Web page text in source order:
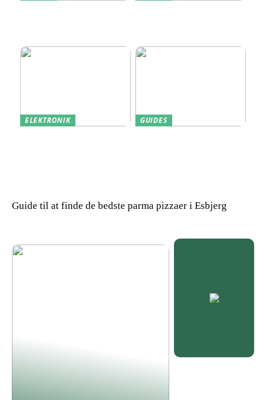
ELEKTRONIK
GUIDES
Guide til at finde de bedste parma pizzaer i Esbjerg